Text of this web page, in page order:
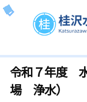
コ
ツ
桂
沢
水
道
K
a
t
s
令和７年度
場 浄水）
水
道
業
団